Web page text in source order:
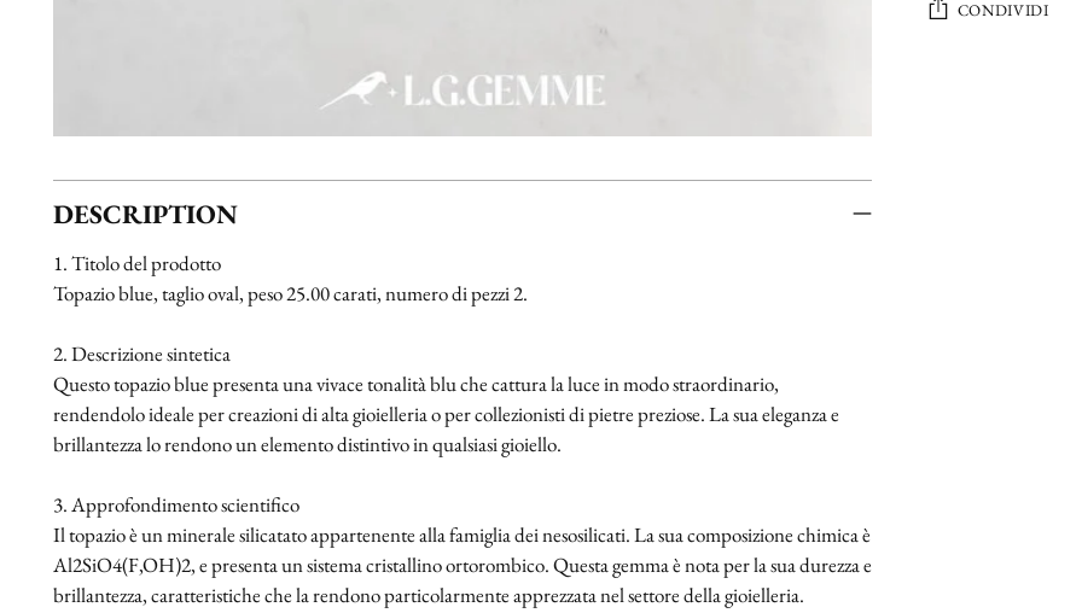
DESCRIPTION
1. Titolo del prodotto
Topazio blue, taglio oval, peso 25.00 carati, numero di pezzi 2.
2. Descrizione sintetica
Questo topazio blue presenta una vivace tonalità blu che cattura la luce in modo straordinario,
rendendolo ideale per creazioni di alta gioielleria o per collezionisti di pietre preziose. La sua eleganza e
brillantezza lo rendono un elemento distintivo in qualsiasi gioiello.
3. Approfondimento scientifico
Il topazio è un minerale silicatato appartenente alla famiglia dei nesosilicati. La sua composizione chimica è
Al2SiO4(F,OH)2, e presenta un sistema cristallino ortorombico. Questa gemma è nota per la sua durezza e
brillantezza, caratteristiche che la rendono particolarmente apprezzata nel settore della gioielleria.
CONDIVIDI